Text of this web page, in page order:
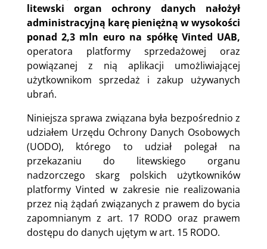
litewski organ ochrony danych nałożył
administracyjną karę pieniężną w wysokości
ponad 2,3 mln euro na spółkę Vinted UAB,
operatora platformy sprzedażowej oraz
powiązanej z nią aplikacji umożliwiającej
użytkownikom sprzedaż i zakup używanych
ubrań.
Niniejsza sprawa związana była bezpośrednio z
udziałem Urzędu Ochrony Danych Osobowych
(UODO), którego to udział polegał na
przekazaniu do litewskiego organu
nadzorczego skarg polskich użytkowników
platformy Vinted w zakresie nie realizowania
przez nią żądań związanych z prawem do bycia
zapomnianym z art. 17 RODO oraz prawem
dostępu do danych ujętym w art. 15 RODO.